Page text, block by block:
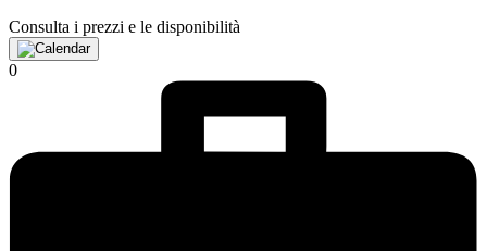
Consulta i prezzi e le disponibilità
0